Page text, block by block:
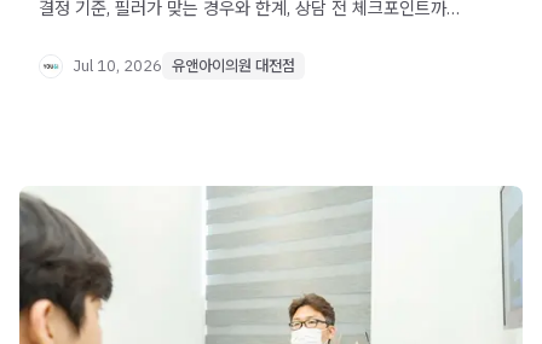
결정 기준, 필러가 맞는 경우와 한계, 상담 전 체크포인트까지
Jul 10, 2026 유앤아이의원 대전점